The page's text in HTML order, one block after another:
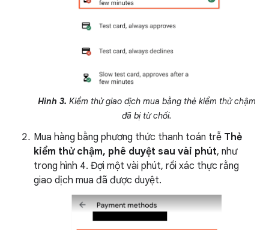
Hình 3. Kiểm thử giao dịch mua bằng thẻ kiểm thử chậm
đã bị từ chối.
Mua hàng bằng phương thức thanh toán trễ Thẻ
kiểm thử chậm, phê duyệt sau vài phút, như
trong hình 4. Đợi một vài phút, rồi xác thực rằng
giao dịch mua đã được duyệt.